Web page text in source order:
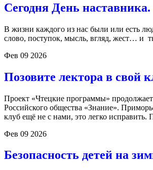
Сегодня День
В жизни каждого из нас были или есть
слово, поступок, мысль, вгляд, жест… и
Фев 09 2026
Позовите лектора в свой
Проект «Чтецкие программы» продолжает
Российского общества «Знание».
клуб ещё не с нами, это легко
Фев 09 2026
Безопасность детей на